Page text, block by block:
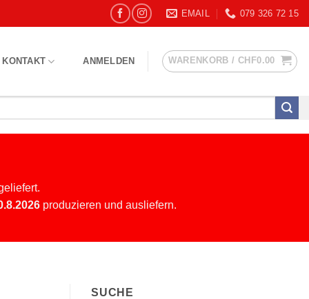
EMAIL 079 326 72 15
KONTAKT ANMELDEN WARENKORB / CHF0.00
produzieren und ausliefern.
SUCHE